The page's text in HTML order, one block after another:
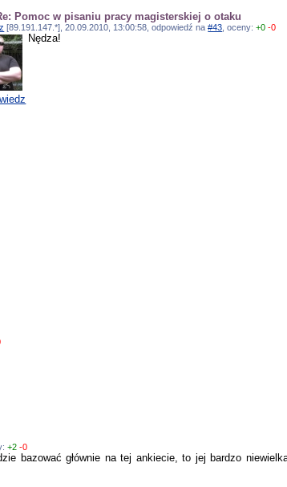
Pomoc w pisaniu pracy magisterskiej o otaku
[89.191.147.*], 20.09.2010, 13:00:58, odpowiedź na#43 , oceny:+0 -0
Nędza!
+2 -0
bazować głównie na tej ankiecie, to jej bardzo